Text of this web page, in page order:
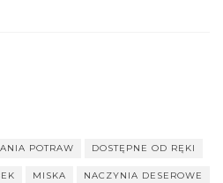
POTRAW DOSTĘPNE OD RĘKI
MISKA NACZYNIA DESEROWE